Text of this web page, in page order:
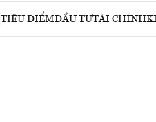
TIÊU ĐIỂMĐẦU TƯTÀI CHÍNH